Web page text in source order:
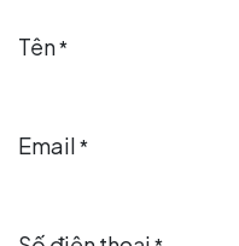
Tên*
Email *